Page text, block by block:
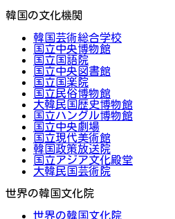
韓国の文化機関
韓国芸術総合学校
国立中央博物館
国立国語院
国立中央図書館
国立国楽院
国立民俗博物館
大韓民国歴史博物館
国立ハングル博物館
国立中央劇場
国立現代美術館
韓国政策放送院
国立アジア文化殿堂
大韓民国芸術院
世界の韓国文化院
世界の韓国文化院